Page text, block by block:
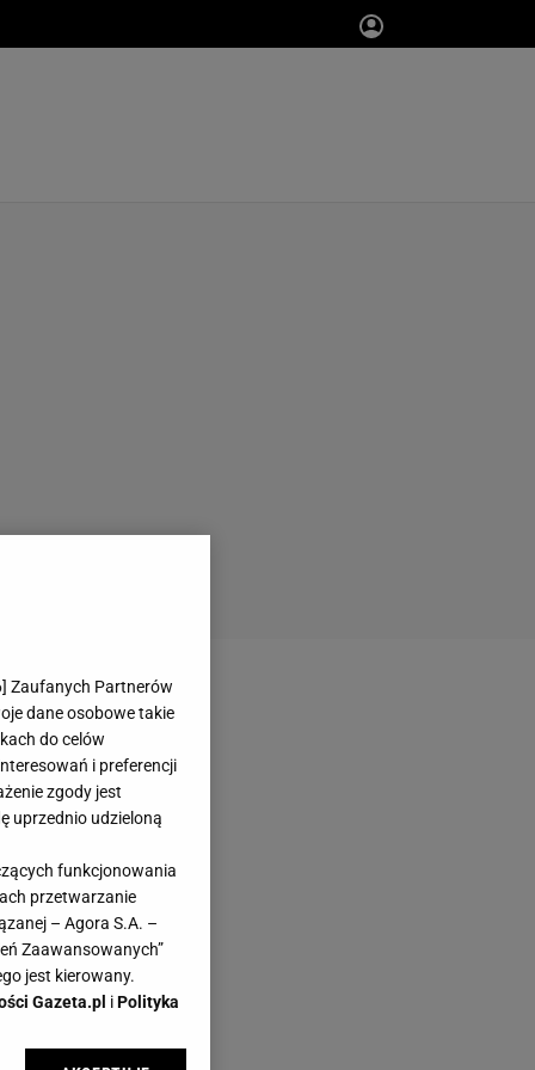
] Zaufanych Partnerów
dane osobowe takie
do celów
i preferencji
zgody jest
uprzednio udzieloną
funkcjonowania
przetwarzanie
– Agora S.A. –
Zaawansowanych”
jest kierowany.
Gazeta.pl iPolityka